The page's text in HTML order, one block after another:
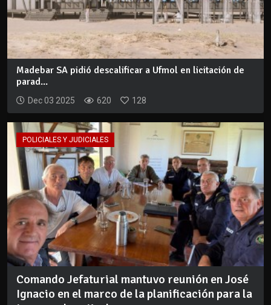
Madebar SA pidió descalificar a Ufmol en licitación de
parad...
Dec 03 2025 620 128
POLICIALES Y JUDICIALES
Comando Jefaturial mantuvo reunión en José
Ignacio en el marco de la planificación para la